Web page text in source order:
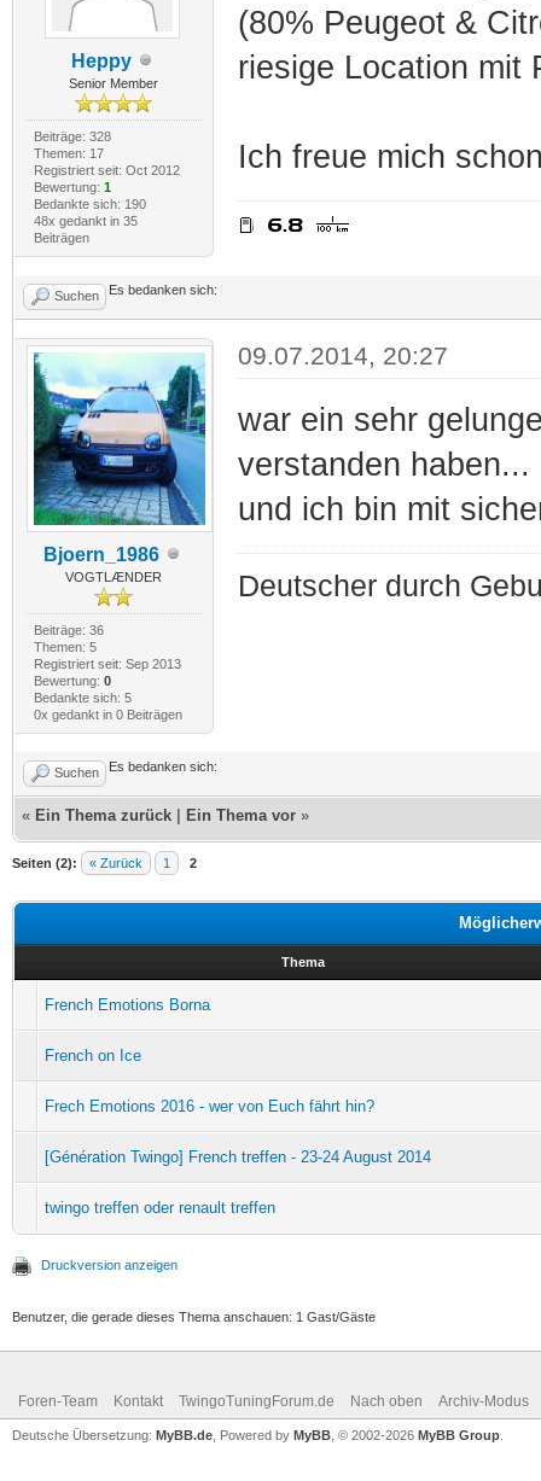
Heppy
Senior Member
Beiträge: 328
Themen: 17
Registriert seit: Oct 2012
Bewertung: 1
Bedankte sich: 190
48x gedankt in 35
Beiträgen
(80% Peugeot &
riesige Location mit
Ich freue mich
Suchen Es bedanken sich:
Bjoern_1986
VOGTLÆNDER
Beiträge: 36
Themen: 5
Registriert seit: Sep 2013
Bewertung: 0
Bedankte sich: 5
0x gedankt in 0 Beiträgen
09.07.2014, 20:27
war ein sehr
verstanden
und ich bin mit
Deutscher durch
Suchen Es bedanken sich:
« Ein Thema zurück Ein Thema vor »
Seiten (2): « Zurück 1 2
Thema
French Emotions Borna
French on Ice
Frech Emotions 2016 - wer von Euch fährt hin?
[Génération Twingo] French treffen - 23-24 August 2014
twingo treffen oder renault treffen
Druckversion anzeigen
Benutzer, die gerade dieses Thema anschauen: 1 Gast/Gäste
Foren-Team Kontakt TwingoTuningForum.de Nach oben Archiv-Modus
Deutsche Übersetzung: MyBB.de , Powered by MyBB , © 2002-2026 MyBB Group